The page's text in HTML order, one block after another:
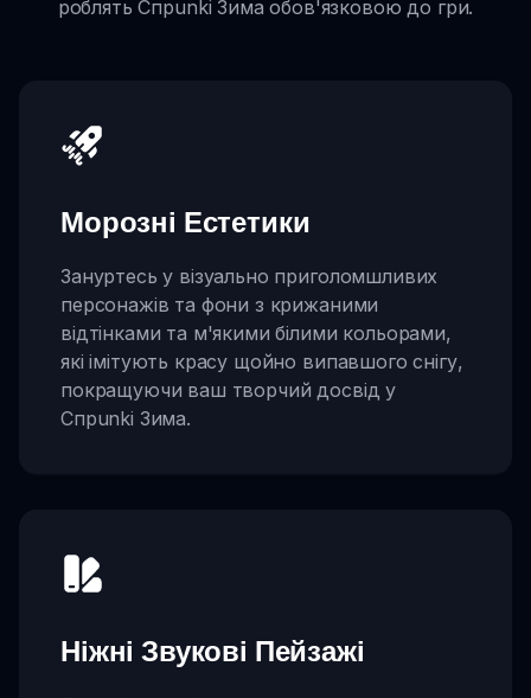
роблять Спрunki Зима обов'язковою до гри.
Морозні Естетики
Зануртесь у візуально приголомшливих
персонажів та фони з крижаними
відтінками та м'якими білими кольорами,
які імітують красу щойно випавшого снігу,
покращуючи ваш творчий досвід у
Спрunki Зима.
Ніжні Звукові Пейзажі